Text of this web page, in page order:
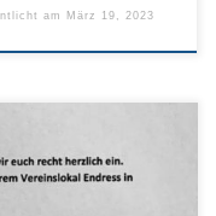
am März 19, 2023